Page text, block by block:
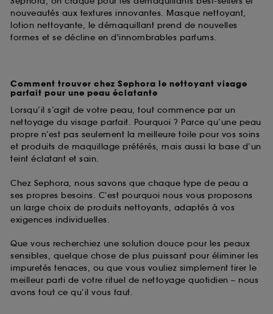
nouveautés aux textures innovantes. Masque nettoyant,
lotion nettoyante, le démaquillant prend de nouvelles
formes et se décline en d'innombrables parfums.
Comment trouver chez Sephora le nettoyant visage
parfait pour une peau éclatante
Lorsqu’il s’agit de votre peau, tout commence par un
nettoyage du visage parfait. Pourquoi ? Parce qu’une peau
propre n’est pas seulement la meilleure toile pour vos soins
et produits de maquillage préférés, mais aussi la base d’un
teint éclatant et sain.
Chez Sephora, nous savons que chaque type de peau a
ses propres besoins. C’est pourquoi nous vous proposons
un large choix de produits nettoyants, adaptés à vos
exigences individuelles.
Que vous recherchiez une solution douce pour les peaux
sensibles, quelque chose de plus puissant pour éliminer les
impuretés tenaces, ou que vous vouliez simplement tirer le
meilleur parti de votre rituel de nettoyage quotidien – nous
avons tout ce qu’il vous faut.